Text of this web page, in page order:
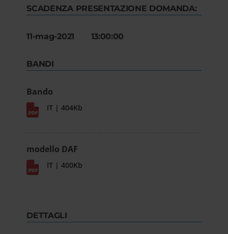
SCADENZA PRESENTAZIONE DOMANDA:
11-mag-2021 13:00:00
BANDI
Bando
IT | 404Kb
modello DAF
IT | 400Kb
DETTAGLI